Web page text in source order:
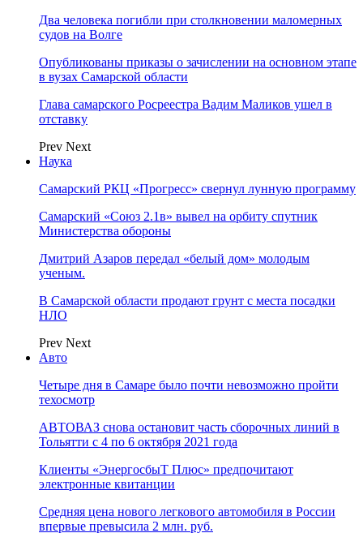
Два человека погибли при столкновении маломерных
судов на Волге
Опубликованы приказы о зачислении на основном этапе
в вузах Самарской области
Глава самарского Росреестра Вадим Маликов ушел в
отставку
Prev Next
Наука
Самарский РКЦ «Прогресс» свернул лунную программу
Самарский «Союз 2.1в» вывел на орбиту спутник
Министерства обороны
Дмитрий Азаров передал «белый дом» молодым
ученым.
В Самарской области продают грунт с места посадки
НЛО
Prev Next
Авто
Четыре дня в Самаре было почти невозможно пройти
техосмотр
АВТОВАЗ снова остановит часть сборочных линий в
Тольятти с 4 по 6 октября 2021 года
Клиенты «ЭнергосбыТ Плюс» предпочитают
электронные квитанции
Средняя цена нового легкового автомобиля в России
впервые превысила 2 млн. руб.